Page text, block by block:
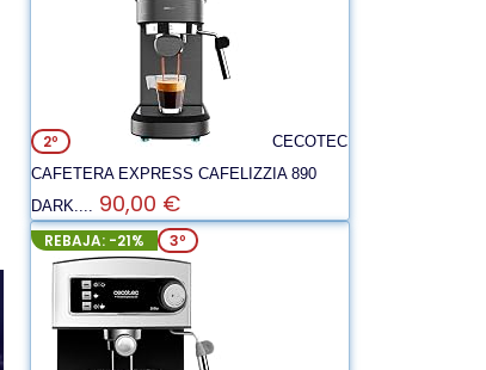
2º
CECOTEC
CAFETERA EXPRESS CAFELIZZIA 890
DARK.... 90,00 €
REBAJA: -21% 3º